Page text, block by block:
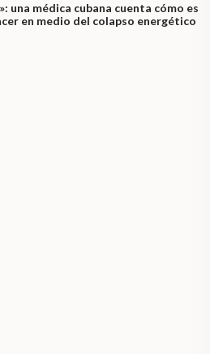
una médica cubana cuenta cómo es
en medio del colapso energético